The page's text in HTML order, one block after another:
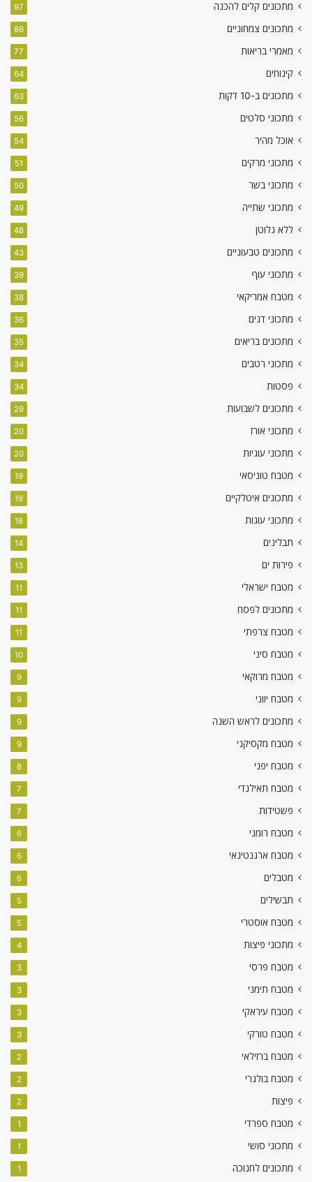
מתכונים קלים להכנה 97
מתכונים צמחוניים 86
מאמרי בריאות 77
קינוחים 64
מתכונים ב-10 דקות 63
מתכוני סלטים 56
אוכל מהיר 54
מתכוני מרקים 51
מתכוני בשר 50
מתכוני שתייה 49
ללא גלוטן 48
מתכונים טבעוניים 43
מתכוני עוף 39
מטבח אמריקאי 38
מתכוני דגים 36
מתכונים בריאים 35
מתכוני רטבים 34
פסטות 34
מתכונים לשבועות 29
מתכוני אורז 20
מתכוני עוגיות 20
מטבח טוניסאי 19
מתכונים איטלקיים 19
מתכוני עוגות 18
תבלינים 14
פירות ים 13
מטבח ישראלי 11
מתכונים לפסח 11
מטבח צרפתי 11
מטבח סיני 10
מטבח מרוקאי 9
מטבח יווני 9
מתכונים לראש השנה 9
מטבח מקסיקני 9
מטבח יפני 8
מטבח תאילנדי 7
פשטידות 7
מטבח רומני 6
מטבח ארגנטינאי 6
מטבלים 6
תבשילים 5
מטבח אוסטרי 5
מתכוני פיצות 4
מטבח פרסי 3
מטבח תימני 3
מטבח עיראקי 3
מטבח טורקי 3
מטבח ברזילאי 2
מטבח בולגרי 2
פיצות 2
מטבח ספרדי 1
מתכוני סושי 1
מתכונים לחנוכה 1